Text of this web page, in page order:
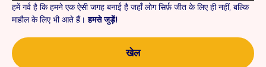
हमें गर्व है कि हमने एक ऐसी जगह बनाई है जहाँ लोग सिर्फ़ जीत के लिए ही नहीं, बल्कि
माहौल के लिए भी आते हैं।हमसे जुड़ें!
खेल